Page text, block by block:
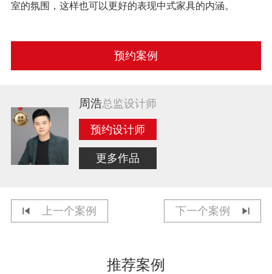
室的氛围，这样也可以更好的表现中式家具的内涵。
预约案例
周浩总监设计师
预约设计师
更多作品
上一个案例 下一个案例
推荐案例